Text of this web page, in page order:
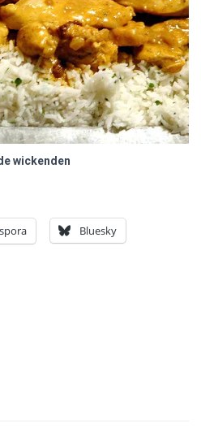
wickenden
Bluesky